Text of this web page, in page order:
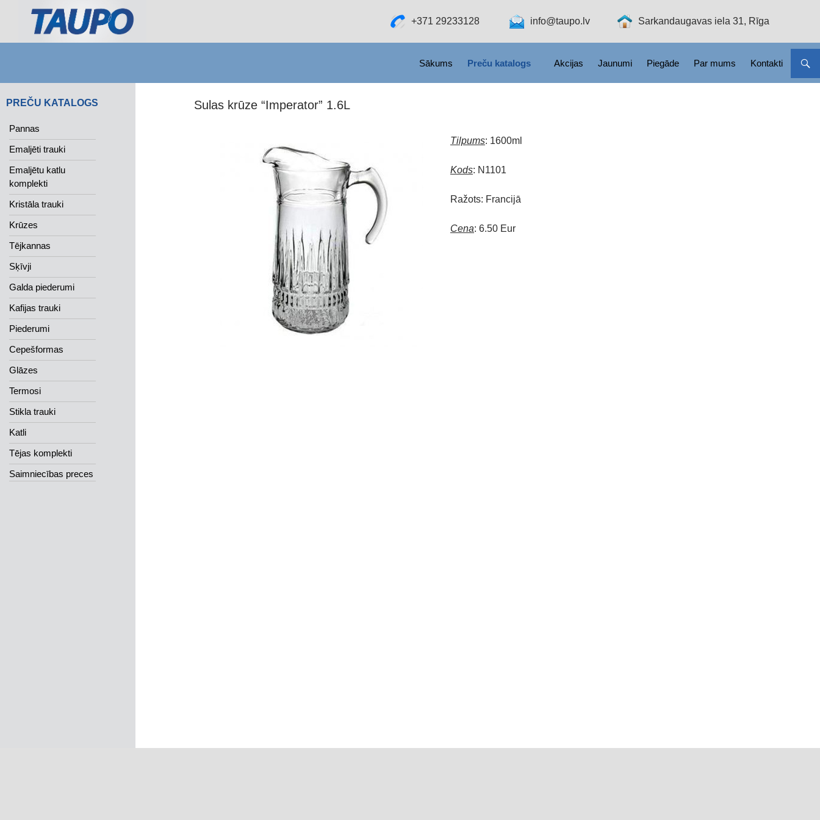
+371 29233128 info@taupo.lv Sarkandaugavas iela 31, Rīga
Sākums Preču katalogs Akcijas Jaunumi Piegāde Par mums Kontakti
Sulas krūze “Imperator” 1.6L
Tilpums: 1600ml
Kods: N1101
Ražots: Francijā
Cena: 6.50 Eur
PREČU KATALOGS
Pannas
Emaljēti trauki
Emaljētu katlu
komplekti
Kristāla trauki
Krūzes
Tējkannas
Sķīvji
Galda piederumi
Kafijas trauki
Piederumi
Cepešformas
Glāzes
Termosi
Stikla trauki
Katli
Tējas komplekti
Saimniecības preces